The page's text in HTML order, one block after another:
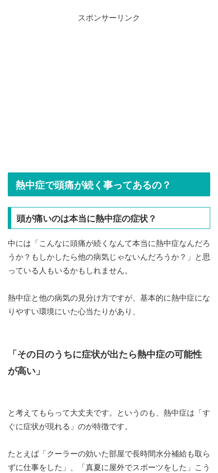
スポンサーリンク
熱中症で頭痛が続く事ってあるの？
頭が痛いのは本当に熱中症の症状？
中には「こんなに頭痛が続くなんて本当に熱中症なんだろ
うか？もしかしたら他の病気じゃないんだろうか？」と思
っている人もいるかもしれません。
熱中症と他の病気の見分け方ですが、基本的に熱中症にな
りやすい環境にいた心当たりがあり、
「その日のうちに症状が出たら熱中症の可能性
が高い」
と考えてもらって大丈夫です。というのも、熱中症は「す
ぐに症状が現れる」のが特徴です。
たとえば「クーラーの効いた部屋で長時間水分補給も取ら
ずに仕事をした」、「真夏に屋外でスポーツをした」こう